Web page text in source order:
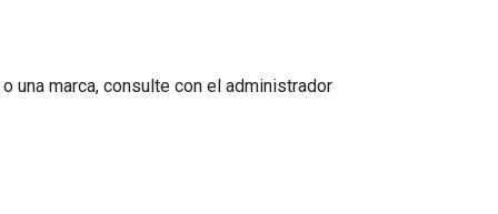
una marca, consulte con el administrador